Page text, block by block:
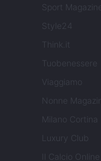
Sport Magazine
Style24
Think.it
Tuobenessere
Viaggiamo
Nonne
Milano Cortina
Luxury Club
Il Calcio Online